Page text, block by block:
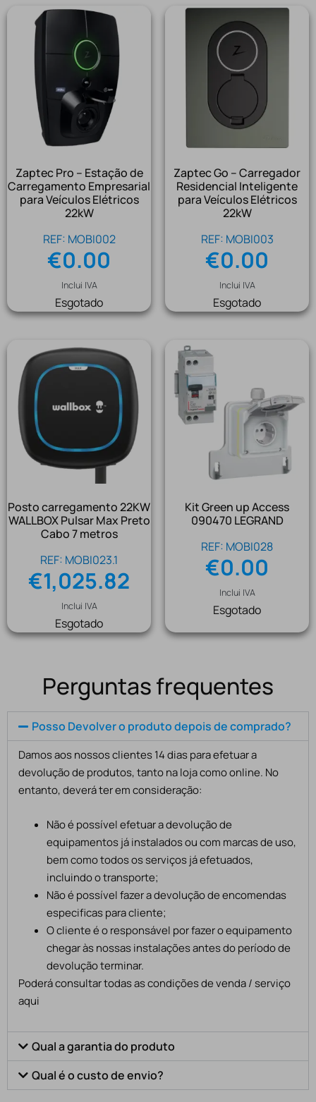
Zaptec Pro – Estação de
Carregamento Empresarial
para Veículos Elétricos
22kW
REF: MOBI002
€0.00
Inclui IVA
Esgotado
Zaptec Go – Carregador
Residencial Inteligente
para Veículos Elétricos
22kW
REF: MOBI003
€0.00
Inclui IVA
Esgotado
Posto carregamento 22KW
WALLBOX Pulsar Max Preto
Cabo 7 metros
REF: MOBI023.1
€1,025.82
Inclui IVA
Esgotado
Kit Green up Access
090470 LEGRAND
REF: MOBI028
€0.00
Inclui IVA
Esgotado
Perguntas frequentes
Posso Devolver o produto depois de comprado?
Damos aos nossos clientes 14 dias para efetuar a
devolução de produtos, tanto na loja como online. No
entanto, deverá ter em consideração:
Não é possível efetuar a devolução de
equipamentos já instalados ou com marcas de uso,
bem como todos os serviços já efetuados,
incluindo o transporte;
Não é possível fazer a devolução de encomendas
especificas para cliente;
O cliente é o responsável por fazer o equipamento
chegar às nossas instalações antes do período de
devolução terminar.
Poderá consultar todas as condições de venda / serviço
aqui
Qual a garantia do produto
Qual é o custo de envio?